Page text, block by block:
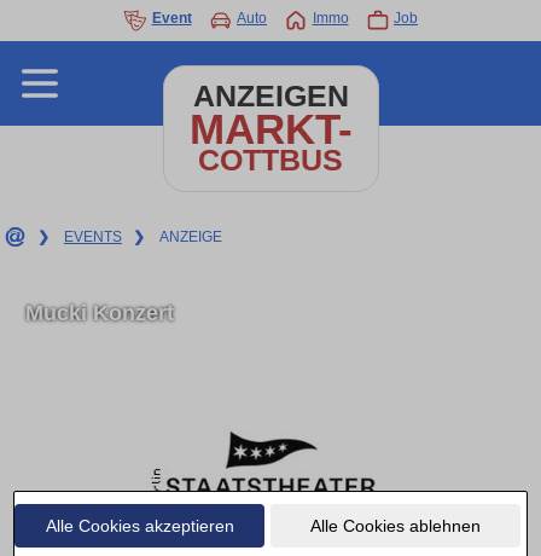
Alle Cookies akzeptieren Alle Cookies ablehnen
Event Auto Immo Job
ANZEIGEN
MARKT-
COTTBUS
❯ EVENTS ❯ ANZEIGE
Mucki Konzert